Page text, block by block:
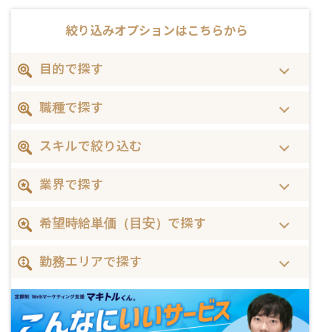
絞り込みオプションはこちらから
目的で探す
職種で探す
スキルで絞り込む
業界で探す
希望時給単価（目安）で探す
勤務エリアで探す